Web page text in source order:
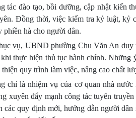
tác đào tạo, bồi dưỡng, cập nhật kiến
Đồng thời, việc kiểm tra kỷ luật, kỷ
phiền hà cho người dân.
vụ, UBND phường Chu Văn An
thực hiện thủ tục hành chính.
quy trình làm việc, nâng cao chất
chỉ là nhiệm vụ của cơ quan nhà
xuyên đẩy mạnh công tác tuyên
các quy định mới, hướng dẫn người